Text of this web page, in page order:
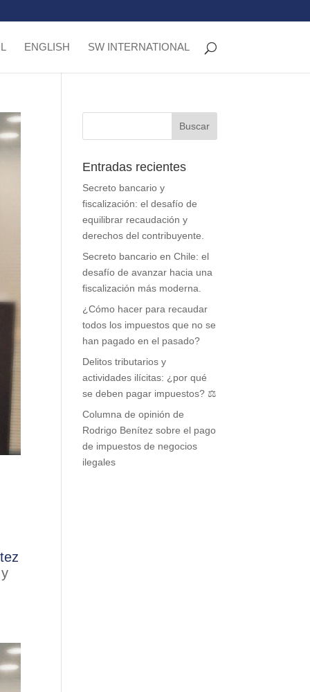
ENGLISH SW INTERNATIONAL
Entradas recientes
Secreto bancario y
fiscalización: el desafío de
equilibrar recaudación y
derechos del contribuyente.
Secreto bancario en Chile: el
desafío de avanzar hacia una
fiscalización más moderna.
¿Cómo hacer para recaudar
todos los impuestos que no se
han pagado en el pasado?
Delitos tributarios y
actividades ilícitas: ¿por qué
se deben pagar impuestos? ⚖️
Columna de opinión de
Rodrigo Benítez sobre el pago
de impuestos de negocios
ilegales